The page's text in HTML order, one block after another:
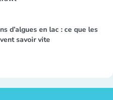
d’algues en lac : ce que les
savoir vite